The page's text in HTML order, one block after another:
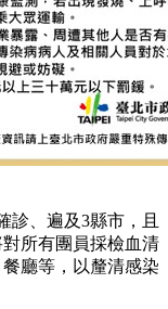
診、遍及3縣市，且
所有團員採檢血清
廳等，以釐清感染